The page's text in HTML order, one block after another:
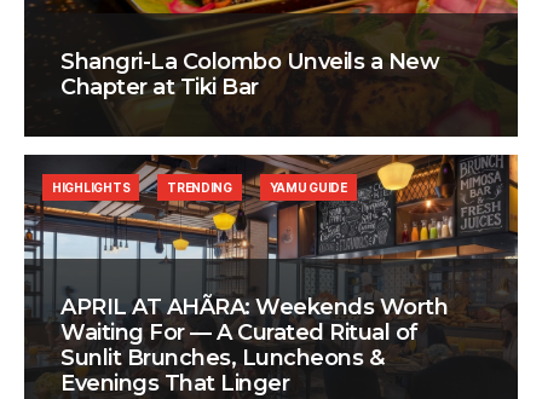
Shangri-La Colombo Unveils a New
Chapter at Tiki Bar
APRIL AT AHÃRA: Weekends Worth
Waiting For — A Curated Ritual of
Sunlit Brunches, Luncheons &
Evenings That Linger
HIGHLIGHTS TRENDING YAMU GUIDE